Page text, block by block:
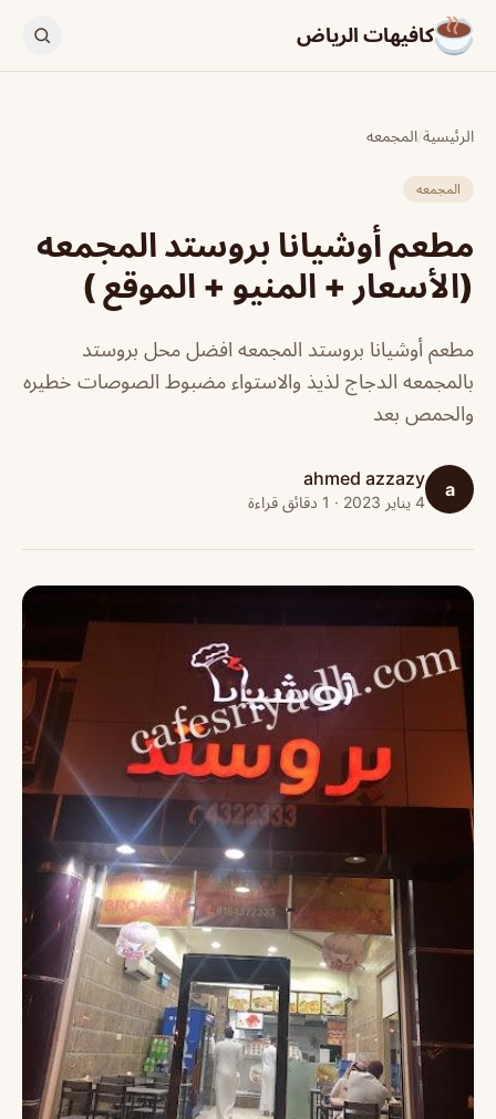
كافيهات الرياض
الرئيسية/المجمعه
المجمعه
مطعم أوشيانا بروستد المجمعه
(الأسعار + المنيو + الموقع )
مطعم أوشيانا بروستد المجمعه افضل محل بروستد
بالمجمعه الدجاج لذيذ والاستواء مضبوط الصوصات خطيره
والحمص بعد
a
ahmed azzazy
4 يناير 2023 · 1 دقائق قراءة